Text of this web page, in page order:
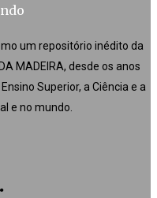
um repositório inédito da
MADEIRA, desde os anos
Superior, a Ciência e a
e no mundo.